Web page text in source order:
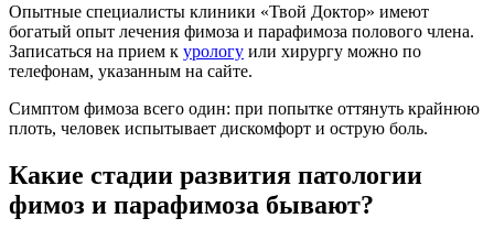
Опытные специалисты клиники «Твой Доктор» имеют
богатый опыт лечения фимоза и парафимоза полового члена.
Записаться на прием к урологу или хирургу можно по
телефонам, указанным на сайте.
Симптом фимоза всего один: при попытке оттянуть крайнюю
плоть, человек испытывает дискомфорт и острую боль.
Какие стадии развития патологии
фимоз и парафимоза бывают?